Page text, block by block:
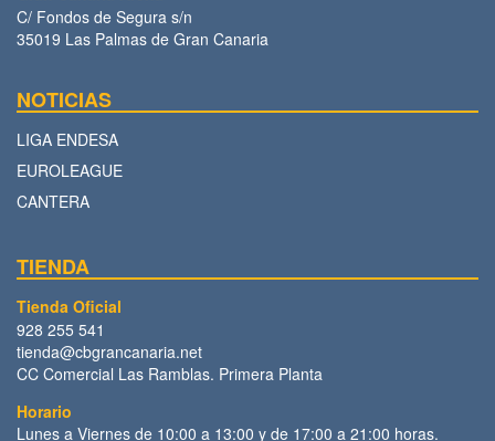
C/ Fondos de Segura s/n
35019 Las Palmas de Gran Canaria
NOTICIAS
LIGA ENDESA
EUROLEAGUE
CANTERA
TIENDA
Tienda Oficial
928 255 541
tienda@cbgrancanaria.net
CC Comercial Las Ramblas. Primera Planta
Horario
Lunes a Viernes de 10:00 a 13:00 y de 17:00 a 21:00 horas.